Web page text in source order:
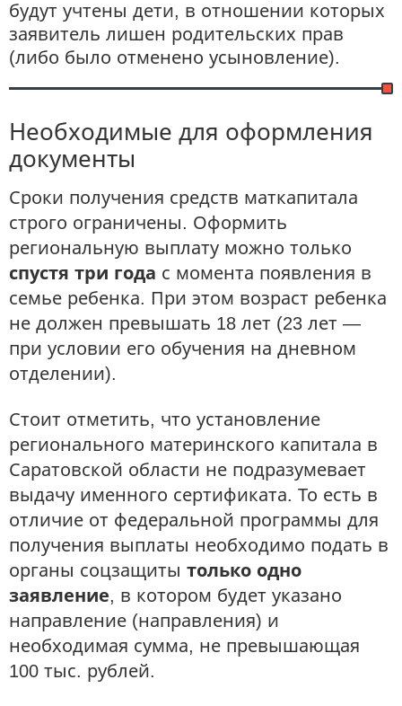
будут учтены дети, в отношении которых
заявитель лишен родительских прав
(либо было отменено усыновление).
Необходимые для оформления
документы
Сроки получения средств маткапитала
строго ограничены. Оформить
региональную выплату можно только
спустя три года с момента появления в
семье ребенка. При этом возраст ребенка
не должен превышать 18 лет (23 лет —
при условии его обучения на дневном
отделении).
Стоит отметить, что установление
регионального материнского капитала в
Саратовской области не подразумевает
выдачу именного сертификата. То есть в
отличие от федеральной программы для
получения выплаты необходимо подать в
органы соцзащиты только одно
заявление, в котором будет указано
направление (направления) и
необходимая сумма, не превышающая
100 тыс. рублей.